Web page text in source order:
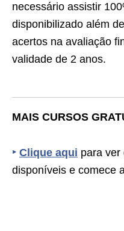
necessário assistir
disponibilizado além
acertos na avaliação
validade de 2 anos.
MAIS CURSOS
‣ Clique aqui para ver
disponíveis e comece